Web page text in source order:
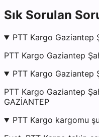
Sık Sorulan
PTT Kargo Gaziantep
PTT Kargo Gaziantep
PTT Kargo Gaziantep
PTT Kargo Gaziantep
GAZİANTEP
PTT Kargo kargomu